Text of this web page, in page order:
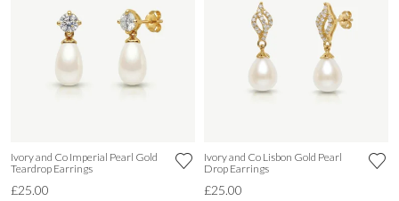
Ivory and Co Imperial Pearl Gold
Teardrop Earrings
£25.00
Ivory and Co Lisbon Gold Pearl
Drop Earrings
£25.00